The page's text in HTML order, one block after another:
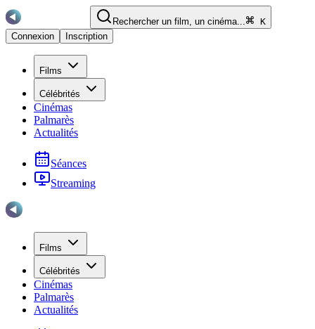
Rechercher un film, un cinéma...
K
Connexion
Inscription
Films
Célébrités
Cinémas
Palmarès
Actualités
Séances
Streaming
Films
Célébrités
Cinémas
Palmarès
Actualités